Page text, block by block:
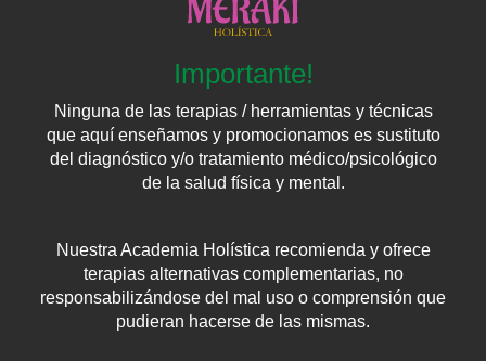
Importante!
Ninguna de las terapias / herramientas y técnicas
que aquí enseñamos y promocionamos es sustituto
del diagnóstico y/o tratamiento médico/psicológico
de la salud física y mental.
Nuestra Academia Holística recomienda y ofrece
terapias alternativas complementarias, no
responsabilizándose del mal uso o comprensión que
pudieran hacerse de las mismas.